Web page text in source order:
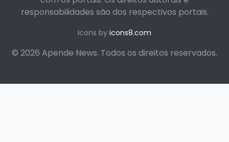
responsabilidades são dos respectivos portais.
Icons by icons8.com
© 2026 Apende News. Todos os direitos reservados.